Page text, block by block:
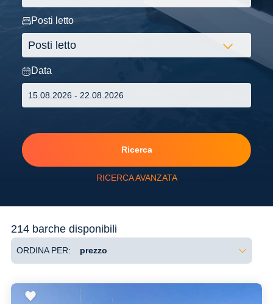
Posti letto
Data
Ricerca
RICERCA AVANZATA
214 barche disponibili
ORDINA PER: